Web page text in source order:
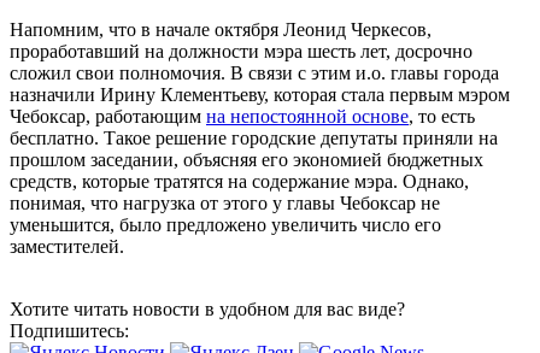
Напомним, что в начале октября Леонид Черкесов,
проработавший на должности мэра шесть лет, досрочно
сложил свои полномочия. В связи с этим и.о. главы города
назначили Ирину Клементьеву, которая стала первым мэром
Чебоксар, работающим на непостоянной основе, то есть
бесплатно. Такое решение городские депутаты приняли на
прошлом заседании, объясняя его экономией бюджетных
средств, которые тратятся на содержание мэра. Однако,
понимая, что нагрузка от этого у главы Чебоксар не
уменьшится, было предложено увеличить число его
заместителей.
Хотите читать новости в удобном для вас виде?
Подпишитесь: